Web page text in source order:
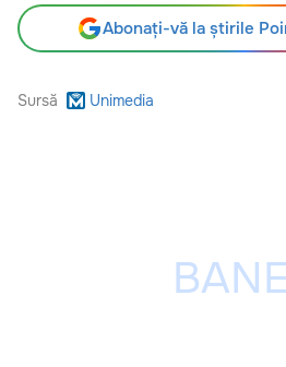
Abonați-vă la știrile
Sursă Unimedia